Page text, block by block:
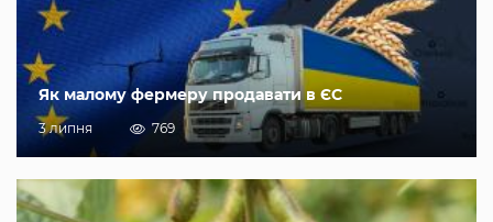
Як малому фермеру продавати в ЄС
3 липня 769